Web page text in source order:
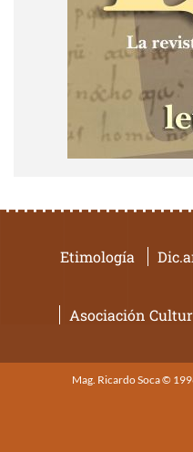
Etimología
Asociación
Mag. Ricardo Soca ©